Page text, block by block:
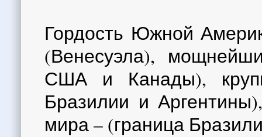
Гордость Южной
(Венесуэла),
США и Канады),
Бразилии и
мира – (граница